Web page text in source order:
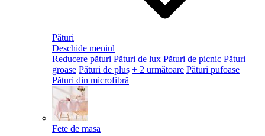
Pături
Deschide meniul
Reducere pături Pături de lux Pături de picnic Pături
groase Pături de pluș + 2 următoare Pături pufoase
Pături din microfibră
Fete de masa